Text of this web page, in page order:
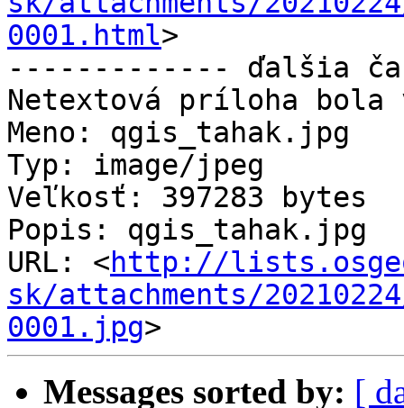
0001.html>
------------- ďalšia
Netextová príloha
Meno: qgis_tahak.jpg
Typ: image/jpeg
Veľkosť: 397283 bytes
Popis: qgis_tahak.jpg
URL: <http://
sk/attachments/
0001.jpg
Messages sorted by: [